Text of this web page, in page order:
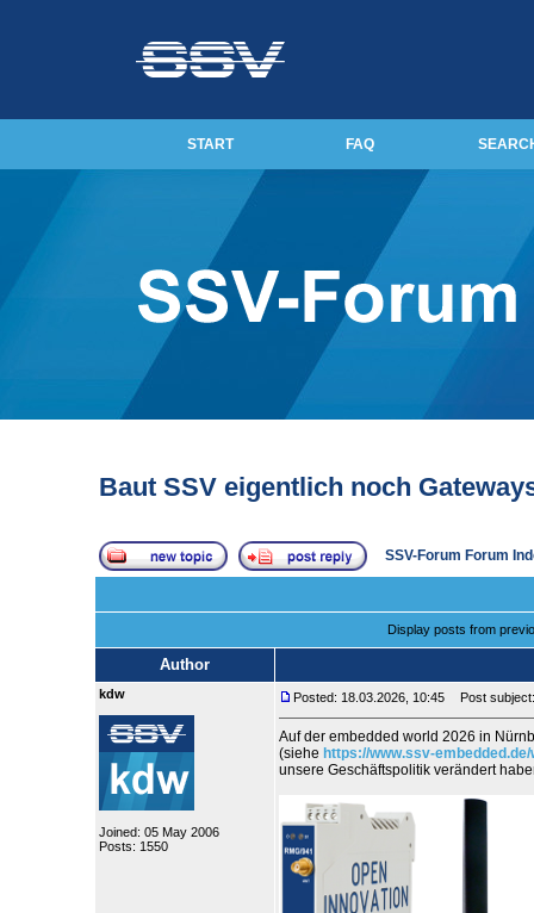
START FAQ
Baut SSV eigentlich noch
SSV-Forum Forum
Display posts from
Author
kdw
Joined: 05 May 2006
Posts: 1550
Posted: 18.03.2026, 10:45 Post
Auf der embedded world 2026 in
(siehe https://www.ssv-
unsere Geschäftspolitik verändert